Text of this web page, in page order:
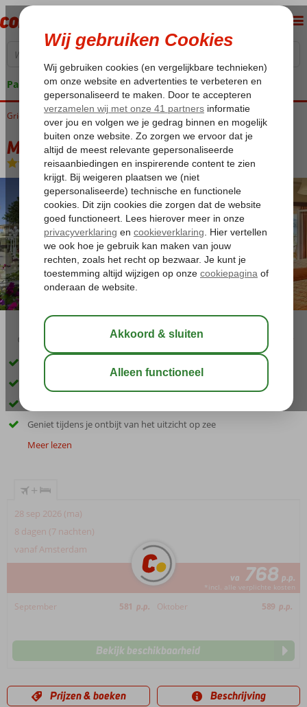
Pakketgarantie
Home
Griekenland Corfu Gouvia Molfetta Beach Hotel
Molfetta Beach Hotel
Logies en ontbijt -Hotel
02:50
Direct aan het strand en in Gouvia centrum
Kleinschalig hotel
Geniet tijdens je ontbijt van het uitzicht op zee
Meer lezen
+
28 sep 2026 (ma)
8 dagen (7 nachten)
vanaf Amsterdam
va 768 p.p.
*incl. alle verplichte kosten
September 581 p.p. Oktober 589 p.p.
Bekijk beschikbaarheid
Prijzen & boeken Beschrijving